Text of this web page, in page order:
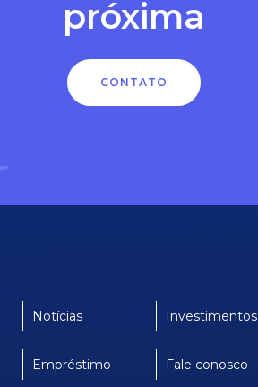
próxima
CONTATO
Notícias Investimentos
Empréstimo Fale conosco